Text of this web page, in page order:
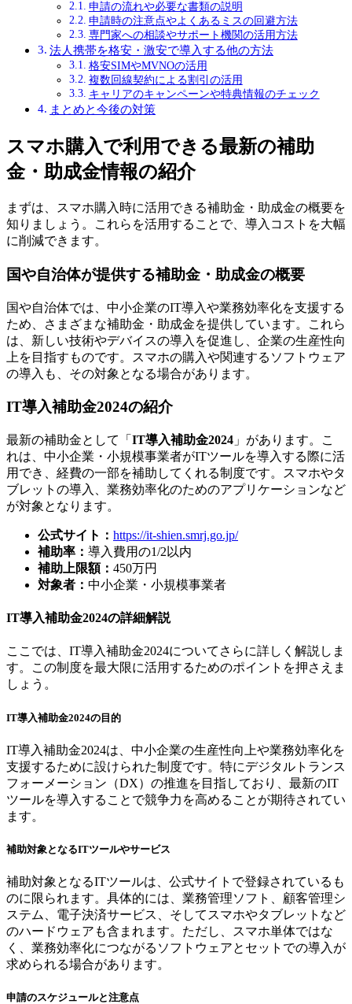
申請の流れや必要な書類の説明
申請時の注意点やよくあるミスの回避方法
専門家への相談やサポート機関の活用方法
法人携帯を格安・激安で導入する他の方法
格安SIMやMVNOの活用
複数回線契約による割引の活用
キャリアのキャンペーンや特典情報のチェック
まとめと今後の対策
スマホ購入で利用できる最新の補助
金・助成金情報の紹介
まずは、スマホ購入時に活用できる補助金・助成金の概要を
知りましょう。これらを活用することで、導入コストを大幅
に削減できます。
国や自治体が提供する補助金・助成金の概要
国や自治体では、中小企業のIT導入や業務効率化を支援する
ため、さまざまな補助金・助成金を提供しています。これら
は、新しい技術やデバイスの導入を促進し、企業の生産性向
上を目指すものです。スマホの購入や関連するソフトウェア
の導入も、その対象となる場合があります。
IT導入補助金2024の紹介
最新の補助金として「 IT導入補助金2024 」があります。こ
れは、中小企業・小規模事業者がITツールを導入する際に活
用でき、経費の一部を補助してくれる制度です。スマホやタ
ブレットの導入、業務効率化のためのアプリケーションなど
が対象となります。
公式サイト： https://it-shien.smrj.go.jp/
補助率： 導入費用の1/2以内
補助上限額： 450万円
対象者： 中小企業・小規模事業者
IT導入補助金2024の詳細解説
ここでは、IT導入補助金2024についてさらに詳しく解説しま
す。この制度を最大限に活用するためのポイントを押さえま
しょう。
IT導入補助金2024の目的
IT導入補助金2024は、中小企業の生産性向上や業務効率化を
支援するために設けられた制度です。特にデジタルトランス
フォーメーション（DX）の推進を目指しており、最新のIT
ツールを導入することで競争力を高めることが期待されてい
ます。
補助対象となるITツールやサービス
補助対象となるITツールは、公式サイトで登録されているも
のに限られます。具体的には、業務管理ソフト、顧客管理シ
ステム、電子決済サービス、そしてスマホやタブレットなど
のハードウェアも含まれます。ただし、スマホ単体ではな
く、業務効率化につながるソフトウェアとセットでの導入が
求められる場合があります。
申請のスケジュールと注意点